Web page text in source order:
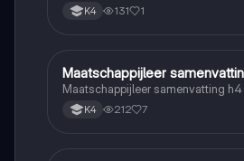
K4 131 1
Maatschappijleer
Maatschappijleer
Maatschappijleer samenvatting h4
K4 212 7